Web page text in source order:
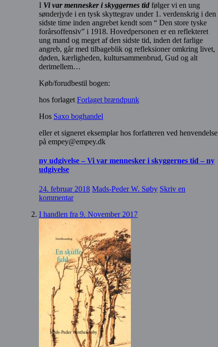
I Vi var mennesker i skyggernes tid følger vi en ung
sønderjyde i en tysk skyttegrav under 1. verdenskrig i den
sidste time inden angrebet kendt som “ Den store tyske
forårsoffensiv” i 1918. Hovedpersonen er en reflekteret
ung mand og meget af den sidste tid, inden det farlige
angreb, går med tilbageblik og refleksioner omkring livet,
døden, kærligheden, kultursammenbrud, Gud og alt
derimellem…
Køb/forudbestil bogen:
hos forlaget Forlaget brændpunk
Hos Saxo boghandel
eller et signeret eksemplar hos forfatteren ved henvendelse
på empey@empey.dk
ny udgivelse – Vi var mennesker i skyggernes tid – ny
udgivelse
24. februar 2018 Mads-Peder W. Søby Skriv en
kommentar
I handlen fra 9. November 2017